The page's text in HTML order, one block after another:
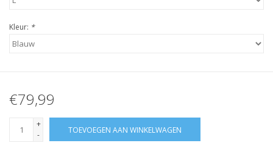
Kleur: *
€79,99
+
-
TOEVOEGEN AAN WINKELWAGEN